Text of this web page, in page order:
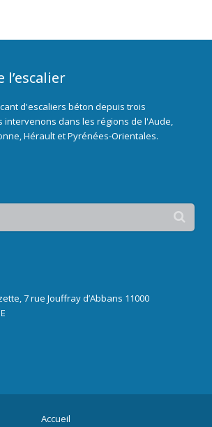
l’escalier
d'escaliers béton depuis trois
intervenons dans les régions de l'Aude,
Hérault et Pyrénées-Orientales.
7 rue Jouffray d’Abbans 11000
Accueil